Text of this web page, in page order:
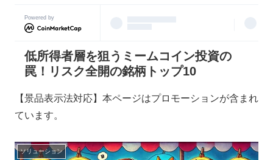
Powered by
低所得者層を狙うミームコイン投資の
罠！リスク全開の銘柄トップ10
【景品表示法対応】本ページはプロモーションが含まれ
ています。
ソリューション